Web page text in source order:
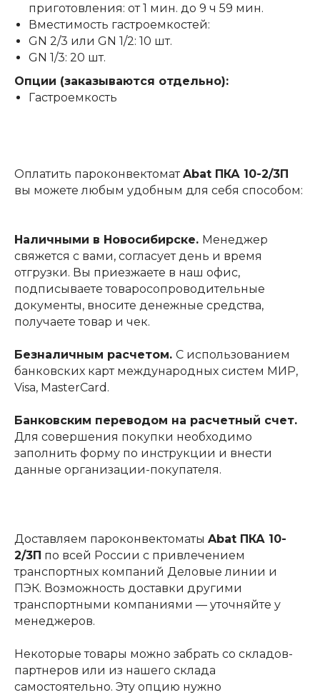
приготовления: от 1 мин. до 9 ч 59 мин.
Вместимость гастроемкостей:
GN 2/3 или GN 1/2: 10 шт.
GN 1/3: 20 шт.
Опции (заказываются отдельно):
Гастроемкость
Оплатить пароконвектоматAbat ПКА 10-2/3П
вы можете любым удобным для себя способом:
Наличными в Новосибирске. Менеджер
свяжется с вами, согласует день и время
отгрузки. Вы приезжаете в наш офис,
подписываете товаросопроводительные
документы, вносите денежные средства,
получаете товар и чек.
Безналичным расчетом. С использованием
банковских карт международных систем МИР,
Visa, MasterCard.
Банковским переводом на расчетный счет.
Для совершения покупки необходимо
заполнить форму по инструкции и внести
данные организации-покупателя.
Доставляем пароконвектоматы Abat ПКА 10-
2/3П по всей России с привлечением
транспортных компаний Деловые линии и
ПЭК. Возможность доставки другими
транспортными компаниями — уточняйте у
менеджеров.
Некоторые товары можно забрать со складов-
партнеров или из нашего склада
самостоятельно. Эту опцию нужно